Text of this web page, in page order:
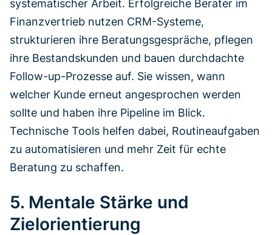
systematischer Arbeit. Erfolgreiche Berater im
Finanzvertrieb nutzen CRM-Systeme,
strukturieren ihre Beratungsgespräche, pflegen
ihre Bestandskunden und bauen durchdachte
Follow-up-Prozesse auf. Sie wissen, wann
welcher Kunde erneut angesprochen werden
sollte und haben ihre Pipeline im Blick.
Technische Tools helfen dabei, Routineaufgaben
zu automatisieren und mehr Zeit für echte
Beratung zu schaffen.
5. Mentale Stärke und
Zielorientierung